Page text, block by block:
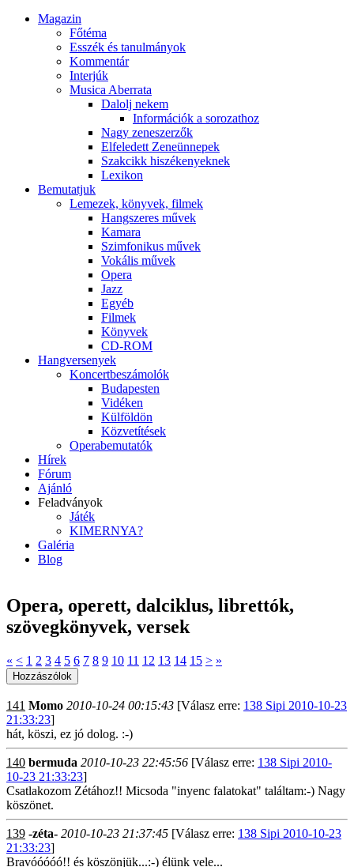
Magazin
Főtéma
Esszék és tanulmányok
Kommentár
Interjúk
Musica Aberrata
Dalolj nekem
Információk a sorozathoz
Nagy zeneszerzők
Elfeledett Zeneünnepek
Szakcikk hiszékenyeknek
Lexikon
Bemutatjuk
Lemezek, könyvek, filmek
Hangszeres művek
Kamara
Szimfonikus művek
Vokális művek
Opera
Jazz
Egyéb
Filmek
Könyvek
CD-ROM
Hangversenyek
Koncertbeszámolók
Budapesten
Vidéken
Külföldön
Közvetítések
Operabemutatók
Hírek
Fórum
Ajánló
Feladványok
Játék
KIMERNYA?
Galéria
Blog
Opera, operett, dalciklus, librettók,
szövegkönyvek, versek
« < 1 2 3 4 5 6 7 8 9 10 11 12 13 14 15 > »
141 Momo 2010-10-24 00:15:43 [Válasz erre: 138 Sipi 2010-10-23
21:33:23]
hát, köszi, ez jó dolog. :-)
140 bermuda 2010-10-23 22:45:56 [Válasz erre: 138 Sipi 2010-
10-23 21:33:23]
Csatlakozom Zétához!! Micsoda "inyenc falatokat" találtam:-) Nagy
köszönet.
139 -zéta- 2010-10-23 21:37:45 [Válasz erre: 138 Sipi 2010-10-23
21:33:23]
Bravóóóóó!! és köszönjük...:-) élünk vele...